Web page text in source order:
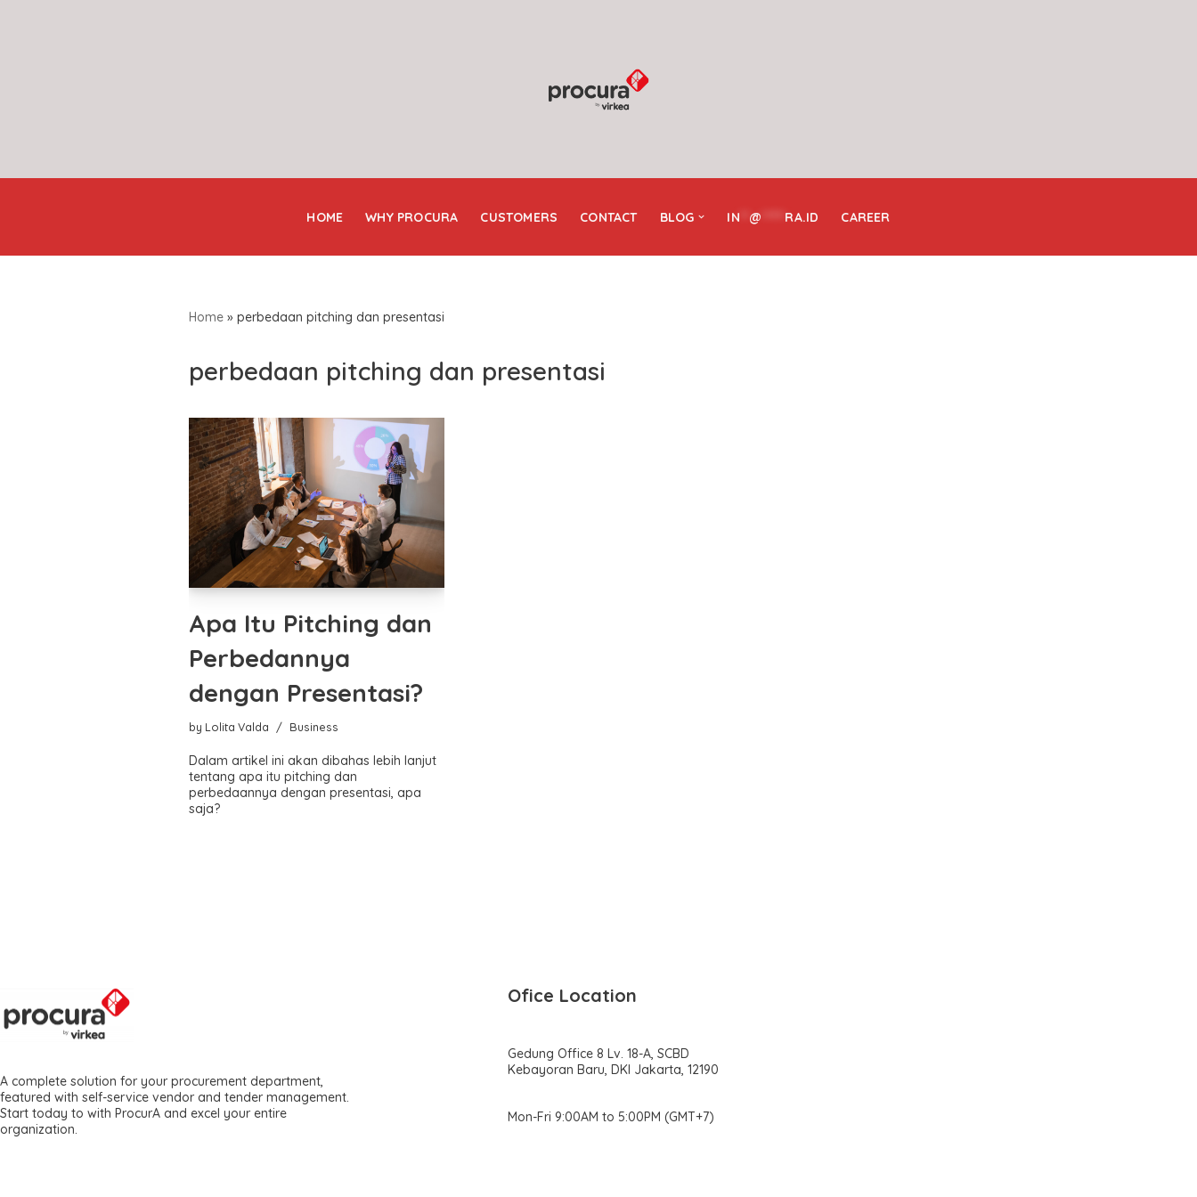
HOME WHY PROCURA CUSTOMERS CONTACT BLOG IN @ RA.ID CAREER
Home »perbedaan pitching dan presentasi
perbedaan pitching dan presentasi
Apa Itu Pitching dan
Perbedannya
dengan Presentasi?
by Lolita Valda Business
Dalam artikel ini akan dibahas lebih lanjut
tentang apa itu pitching dan
perbedaannya dengan presentasi, apa
saja?
A complete solution for your procurement department,
featured with self-service vendor and tender management.
Start today to with ProcurA and excel your entire
organization.
Ofice Location
Gedung Office 8 Lv. 18-A, SCBD
Kebayoran Baru, DKI Jakarta, 12190
Mon-Fri 9:00AM to 5:00PM (GMT+7)